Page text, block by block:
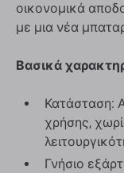
οικονομικά
με μια νέα
Βασικά
Κατάσταση:
χρήσης,
Γνήσιο